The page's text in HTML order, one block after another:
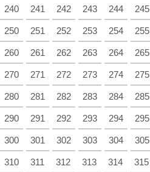
240 241 242 243 244 245
250 251 252 253 254 255
260 261 262 263 264 265
270 271 272 273 274 275
280 281 282 283 284 285
290 291 292 293 294 295
300 301 302 303 304 305
310 311 312 313 314 315